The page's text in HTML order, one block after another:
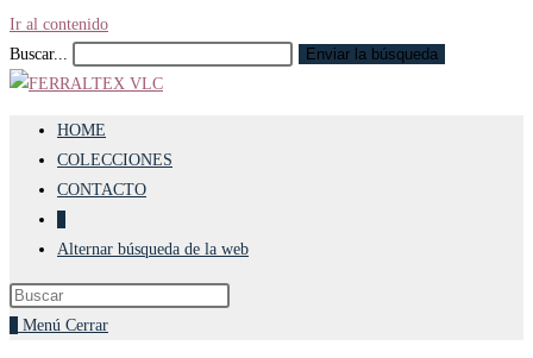
Ir al contenido
Buscar...
Enviar la búsqueda
HOME
COLECCIONES
CONTACTO
Alternar búsqueda de la web
Menú Cerrar